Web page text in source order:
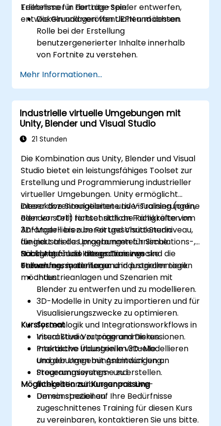
Erlebnisse für Fortnite-Spieler entwerfen,
entwickeln und veröffentlichen möchten.
Teilnehmer in der Lage sein:
Die Grundlagen von UEFN und dessen
Rolle bei der Erstellung
benutzergenerierter Inhalte innerhalb
von Fortnite zu verstehen.
zurechtzufinden, Projekte einzurichten
und Assets effektiv zu verwalten.
Eigene Fortnite-Erlebnisse mit
Worldbuilding- und
Landschaftswerkzeugen zu entwickeln
und zu veröffentlichen.
mithilfe der Verse-Skriptsprache
anzuwenden.
An UEFN-Projekten zusammenzuarbeiten
und sich auf
Monetarisierungsmöglichkeiten in
Fortnite vorzubereiten.
Mehr Informationen...
Industrielle virtuelle Umgebungen mit
Unity, Blender und Visual Studio
21 Stunden
Die Kombination aus Unity, Blender und Visual
Studio bietet ein leistungsfähiges Toolset zur
Erstellung und Programmierung industrieller
virtueller Umgebungen. Unity ermöglicht
interaktive Simulationen und Visualisierungen,
Blender stellt fortschrittliche Fähigkeiten im
3D-Modellieren bereit und Visual Studio
fungiert als das programmtechnische
Rückgrat für die Integration von
Steuerungssystemen und industrieller Logik.
Dieser dozentengeleitete Live-Training (online
oder vor Ort) richtet sich an Fachkräfte vom
Anfänger- bis zum Fortgeschrittenenniveau,
die industrielle Umgebungen für Simulations-,
Schulungs- und Integrationszwecke
entwerfen, modellieren und programmieren
möchten.
Nach Abschluss dieses Trainings sind die
Teilnehmer in der Lage:
Industrieanlagen und Szenarien mit
Blender zu entwerfen und zu modellieren.
3D-Modelle in Unity zu importieren und für
Visualisierungszwecke zu optimieren.
Systemlogik und Integrationsworkflows in
Visual Studio zu programmieren.
Interaktive industrielle virtuelle
Umgebungen mit Anbindungen an
Steuerungssysteme zu erstellen.
Kursformat
Interaktive Vorträge und Diskussionen.
Praktische Übungen im 3D-Modellieren
und der Umgebungsentwicklung.
Programmierungs- und
Integrationsübungen mit Live-
Demonstrationen.
Möglichkeiten zur Kursanpassung
Um ein speziell auf Ihre Bedürfnisse
zugeschnittenes Training für diesen Kurs
zu vereinbaren, kontaktieren Sie uns bitte.